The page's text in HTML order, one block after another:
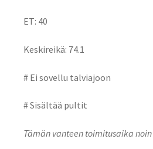
ET: 40
Keskireikä: 74.1
# Ei sovellu talviajoon
# Sisältää pultit
Tämän vanteen toimitusaika